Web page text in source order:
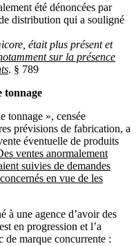
été dénoncées par
distribution qui a souligné
était plus présent et
sur la présence
. § 789
tonnage
tonnage », censée
prévisions de fabrication, a
éventuelle de produits
ventes anormalement
suivies de demandes
en vue de les
à une agence d’avoir des
en progression et l’a
de marque concurrente :